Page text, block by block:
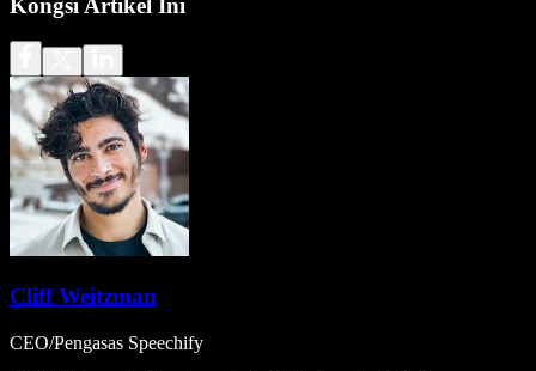
Kongsi Artikel Ini
Cliff Weitzman
CEO/Pengasas Speechify